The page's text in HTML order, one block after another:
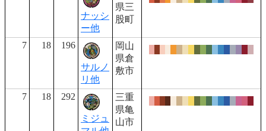
ナッシ
ー他
県三
股町
7 18 196
サルノ
リ他
岡山
県倉
敷市
7 18 292
ミジュ
三重
県亀
山市